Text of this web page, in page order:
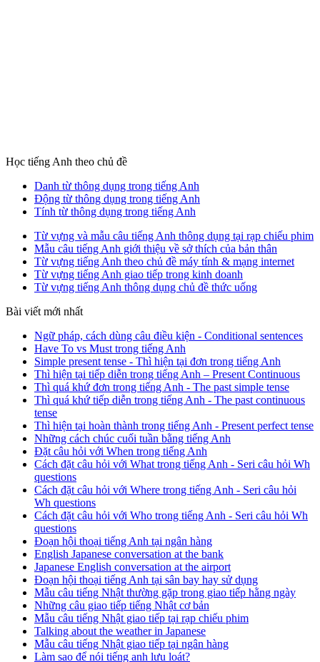
Học tiếng Anh theo chủ đề
Danh từ thông dụng trong tiếng Anh
Động từ thông dụng trong tiếng Anh
Tính từ thông dụng trong tiếng Anh
Từ vựng và mẫu câu tiếng Anh thông dụng tại rạp chiếu phim
Mẫu câu tiếng Anh giới thiệu về sở thích của bản thân
Từ vựng tiếng Anh theo chủ đề máy tính & mạng internet
Từ vựng tiếng Anh giao tiếp trong kinh doanh
Từ vựng tiếng Anh thông dụng chủ đề thức uống
Bài viết mới nhất
Ngữ pháp, cách dùng câu điều kiện - Conditional sentences
Have To vs Must trong tiếng Anh
Simple present tense - Thì hiện tại đơn trong tiếng Anh
Thì hiện tại tiếp diễn trong tiếng Anh – Present Continuous
Thì quá khứ đơn trong tiếng Anh - The past simple tense
Thì quá khứ tiếp diễn trong tiếng Anh - The past continuous
tense
Thì hiện tại hoàn thành trong tiếng Anh - Present perfect tense
Những cách chúc cuối tuần bằng tiếng Anh
Đặt câu hỏi với When trong tiếng Anh
Cách đặt câu hỏi với What trong tiếng Anh - Seri câu hỏi Wh
questions
Cách đặt câu hỏi với Where trong tiếng Anh - Seri câu hỏi
Wh questions
Cách đặt câu hỏi với Who trong tiếng Anh - Seri câu hỏi Wh
questions
Đoạn hội thoại tiếng Anh tại ngân hàng
English Japanese conversation at the bank
Japanese English conversation at the airport
Đoạn hội thoại tiếng Anh tại sân bay hay sử dụng
Mẫu câu tiếng Nhật thường gặp trong giao tiếp hằng ngày
Những câu giao tiếp tiếng Nhật cơ bản
Mẫu câu tiếng Nhật giao tiếp tại rạp chiếu phim
Talking about the weather in Japanese
Mẫu câu tiếng Nhật giao tiếp tại ngân hàng
Làm sao để nói tiếng anh lưu loát?